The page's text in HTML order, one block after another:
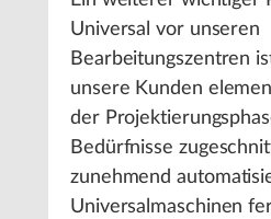
Universal vor unseren
Bearbeitungszentren
unsere Kunden
der
Bedürfnisse
zunehmend
Universalmaschinen